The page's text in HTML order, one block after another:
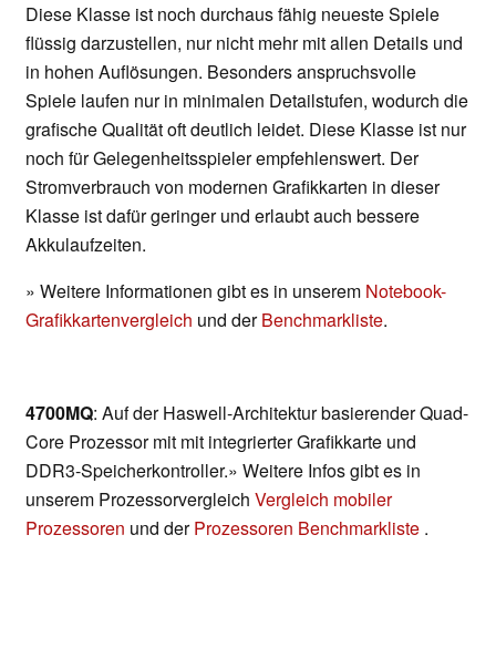
Diese Klasse ist noch durchaus fähig neueste Spiele
flüssig darzustellen, nur nicht mehr mit allen Details und
in hohen Auflösungen. Besonders anspruchsvolle
Spiele laufen nur in minimalen Detailstufen, wodurch die
grafische Qualität oft deutlich leidet. Diese Klasse ist nur
noch für Gelegenheitsspieler empfehlenswert. Der
Stromverbrauch von modernen Grafikkarten in dieser
Klasse ist dafür geringer und erlaubt auch bessere
Akkulaufzeiten.
» Weitere Informationen gibt es in unserem Notebook-
Grafikkartenvergleich und derBenchmarkliste.
4700MQ: Auf der Haswell-Architektur basierender Quad-
Core Prozessor mit mit integrierter Grafikkarte und
DDR3-Speicherkontroller.» Weitere Infos gibt es in
unserem Prozessorvergleich Vergleich mobiler
Prozessoren und derProzessoren Benchmarkliste .